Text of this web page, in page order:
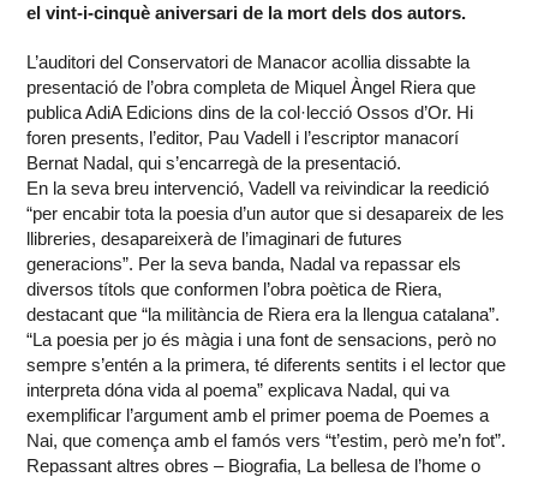
el vint-i-cinquè aniversari de la mort dels dos autors.
L’auditori del Conservatori de Manacor acollia dissabte la
presentació de l’obra completa de Miquel Àngel Riera que
publica AdiA Edicions dins de la col·lecció Ossos d’Or. Hi
foren presents, l’editor, Pau Vadell i l’escriptor manacorí
Bernat Nadal, qui s’encarregà de la presentació.
En la seva breu intervenció, Vadell va reivindicar la reedició
“per encabir tota la poesia d’un autor que si desapareix de les
llibreries, desapareixerà de l’imaginari de futures
generacions”. Per la seva banda, Nadal va repassar els
diversos títols que conformen l’obra poètica de Riera,
destacant que “la militància de Riera era la llengua catalana”.
“La poesia per jo és màgia i una font de sensacions, però no
sempre s’entén a la primera, té diferents sentits i el lector que
interpreta dóna vida al poema” explicava Nadal, qui va
exemplificar l’argument amb el primer poema de Poemes a
Nai, que comença amb el famós vers “t’estim, però me’n fot”.
Repassant altres obres – Biografia, La bellesa de l’home o